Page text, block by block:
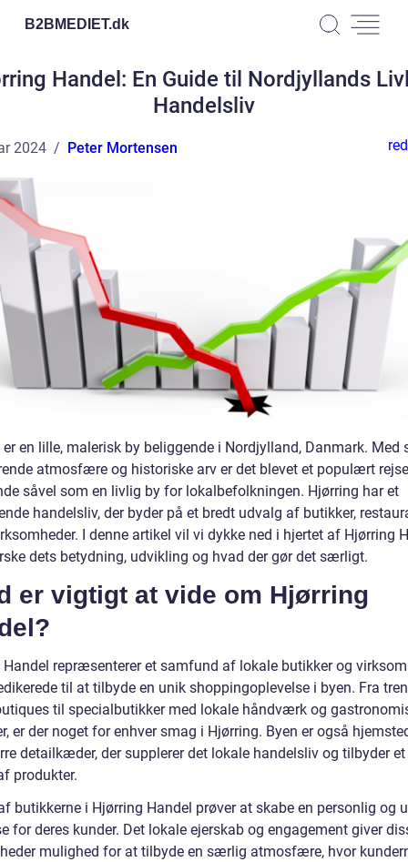
B2BMEDIET.dk
Handel: En Guide til Nordjyllands
Handelsliv
2024 Peter Mortensen
en lille, malerisk by beliggende i Nordjylland, Danmark. Med
atmosfære og historiske arv er det blevet et populært
såvel som en livlig by for lokalbefolkningen. Hjørring har et
handelsliv, der byder på et bredt udvalg af butikker,
I denne artikel vil vi dykke ned i hjertet af Hjørring
dets betydning, udvikling og hvad der gør det særligt.
er vigtigt at vide om Hjørring
repræsenterer et samfund af lokale butikker og
til at tilbyde en unik shoppingoplevelse i byen. Fra
til specialbutikker med lokale håndværk og
er der noget for enhver smag i Hjørring. Byen er også
detailkæder, der supplerer det lokale handelsliv og tilbyder et
produkter.
butikkerne i Hjørring Handel prøver at skabe en personlig og
for deres kunder. Det lokale ejerskab og engagement giver
mulighed for at tilbyde en særlig atmosfære, hvor